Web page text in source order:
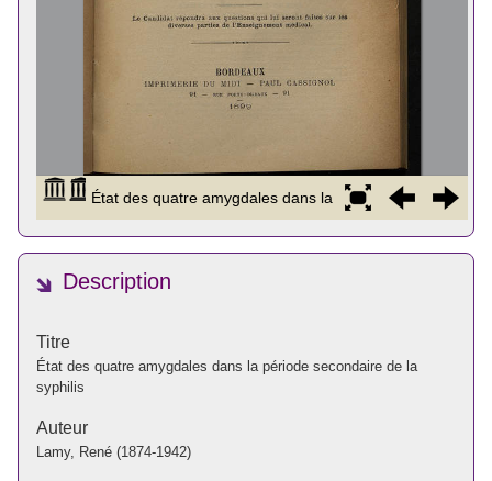
Description
Titre
État des quatre amygdales dans la période secondaire de la
syphilis
Auteur
Lamy, René (1874-1942)